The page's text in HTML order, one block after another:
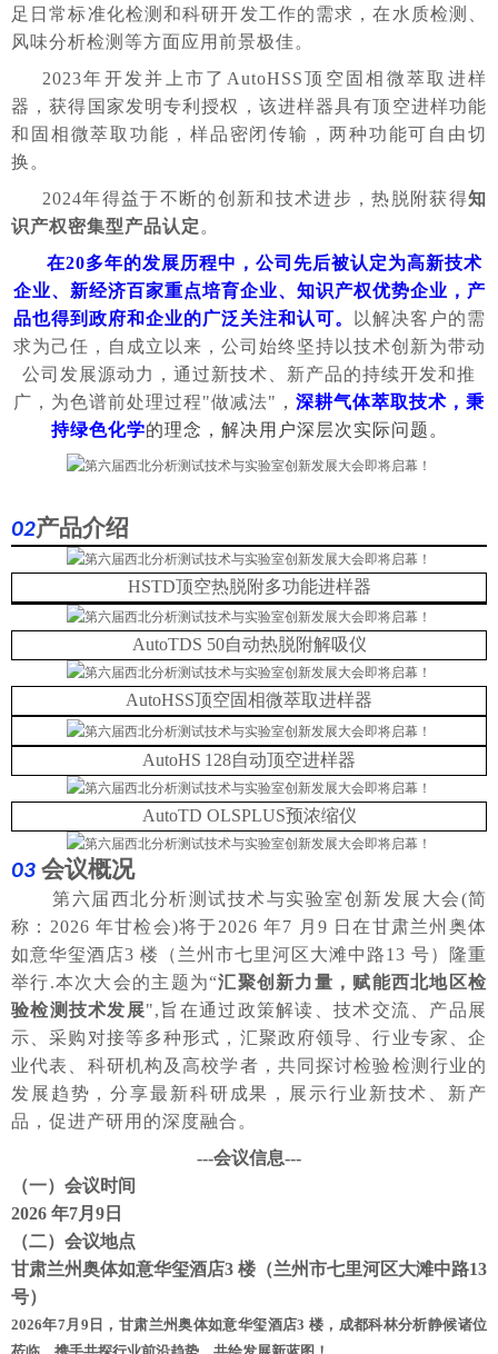
足日常标准化检测和科研开发工作的需求，在水质检测、
风味分析检测等方面应用前景极佳。
2023年开发并上市了AutoHSS顶空固相微萃取进样
器，获得国家发明专利授权，该进样器具有顶空进样功能
和固相微萃取功能，样品密闭传输，两种功能可自由切
换。
2024年得益于不断的创新和技术进步，热脱附获得知
识产权密集型产品认定 。
在20多年的发展历程中，公司先后被认定为高新技术
企业、新经济百家重点培育企业、知识产权优势企业，产
品也得到政府和企业的广泛关注和认可。
以解决客户的需
求为己任，自成立以来，公司始终坚持以技术创新为带动
公司发展源动力，通过新技术、新产品的持续开发和推
广，为色谱前处理过程"做减法" ， 深耕气体萃取技术，秉
持绿色化学的理念，解决用户深层次实际问题。
02产品介绍
HSTD顶空热脱附多功能进样器
AutoTDS 50自动热脱附解吸仪
AutoHSS顶空固相微萃取进样器
AutoHS 128自动顶空进样器
AutoTD OLSPLUS预浓缩仪
03 会议概况
第六届西北分析测试技术与实验室创新发展大会(简
称：2026 年甘检会)将于2026 年7 月9 日在甘肃兰州奥体
如意华玺酒店3 楼（兰州市七里河区大滩中路13 号）隆重
举行.本次大会的主题为“汇聚创新力量，赋能西北地区检
验检测技术发展",旨在通过政策解读、技术交流、产品展
示、采购对接等多种形式，汇聚政府领导、行业专家、企
业代表、科研机构及高校学者，共同探讨检验检测行业的
发展趋势，分享最新科研成果，展示行业新技术、新产
品，促进产研用的深度融合。
---会议信息---
（一）会议时间
2026 年7月9日
（二）会议地点
甘肃兰州奥体如意华玺酒店3 楼（兰州市七里河区大滩中路13
号）
2026年7月9日 ，甘肃兰州奥体如意华玺酒店3 楼，成都科林分析静候诸位